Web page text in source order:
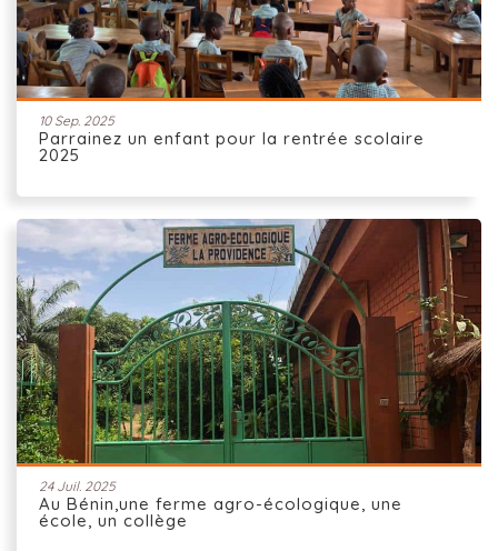
10 Sep. 2025
Parrainez un enfant pour la rentrée scolaire
2025
24 Juil. 2025
Au Bénin,une ferme agro-écologique, une
école, un collège